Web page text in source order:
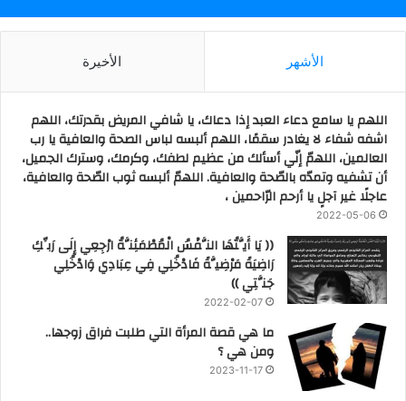
الأشهر الأخيرة
اللهم يا سامع دعاء العبد إذا دعاك، يا شافي المريض بقدرتك، اللهم
اشفه شفاء لا يغادر سقمًا، اللهم ألبسه لباس الصحة والعافية يا رب
العالمين، اللهمّ إنّي أسألك من عظيم لطفك، وكرمك، وسترك الجميل،
أن تشفيه وتمدّه بالصّحة والعافية. اللهمّ ألبسه ثوب الصّحة والعافية،
عاجلًا غير آجلٍ يا أرحم الرّاحمين ،
2022-05-06
(( يَا أَيَّتُهَا النَّفْسُ الْمُطْمَئِنَّةُ ارْجِعِي إِلَى رَبِّكِ
رَاضِيَةً مَرْضِيَّةً فَادْخُلِي فِي عِبَادِي وَادْخُلِي
جَنَّتِي ))
2022-02-07
ما هي قصة المرأة التي طلبت فراق زوجها..
ومن هي ؟
2023-11-17